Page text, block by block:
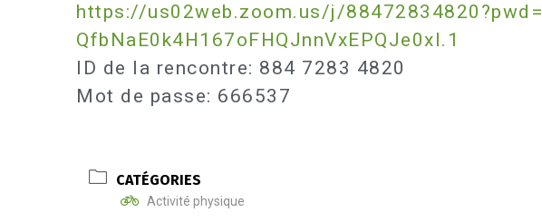
https://us02web.zoom.us/j/88472834820?pwd=
QfbNaE0k4H167oFHQJnnVxEPQJe0xI.1
ID de la rencontre: 884 7283 4820
Mot de passe: 666537
CATÉGORIES
Activité physique